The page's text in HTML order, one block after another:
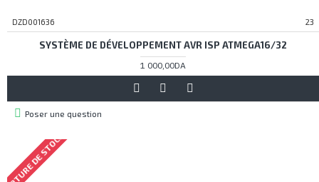
DZD001636 23
SYSTÈME DE DÉVELOPPEMENT AVR ISP ATMEGA16/32
1 000,00DA
Poser une question
DE STOCK